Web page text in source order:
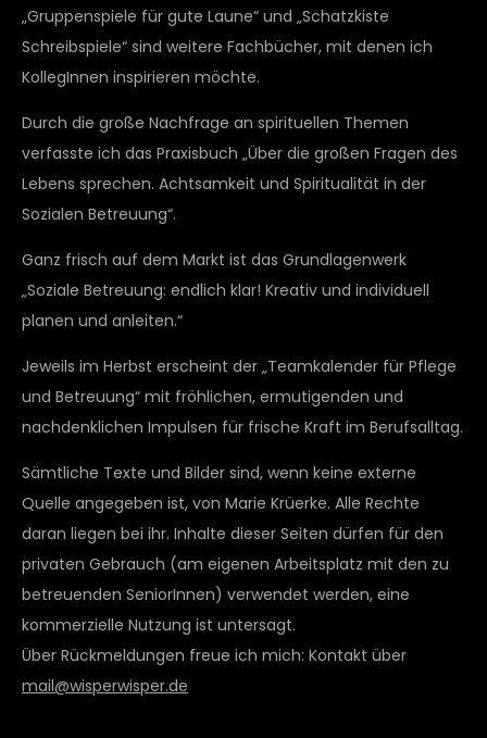
„Gruppenspiele für gute Laune“ und „Schatzkiste
Schreibspiele“ sind weitere Fachbücher, mit denen ich
KollegInnen inspirieren möchte.
Durch die große Nachfrage an spirituellen Themen
verfasste ich das Praxisbuch „Über die großen Fragen des
Lebens sprechen. Achtsamkeit und Spiritualität in der
Sozialen Betreuung“.
Ganz frisch auf dem Markt ist das Grundlagenwerk
„Soziale Betreuung: endlich klar! Kreativ und individuell
planen und anleiten.“
Jeweils im Herbst erscheint der „Teamkalender für Pflege
und Betreuung“ mit fröhlichen, ermutigenden und
nachdenklichen Impulsen für frische Kraft im Berufsalltag.
Sämtliche Texte und Bilder sind, wenn keine externe
Quelle angegeben ist, von Marie Krüerke. Alle Rechte
daran liegen bei ihr. Inhalte dieser Seiten dürfen für den
privaten Gebrauch (am eigenen Arbeitsplatz mit den zu
betreuenden SeniorInnen) verwendet werden, eine
kommerzielle Nutzung ist untersagt.
Über Rückmeldungen freue ich mich: Kontakt über
mail@wisperwisper.de